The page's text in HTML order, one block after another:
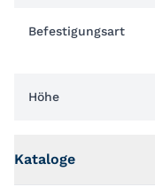
Befestigungsart
Höhe
Kataloge